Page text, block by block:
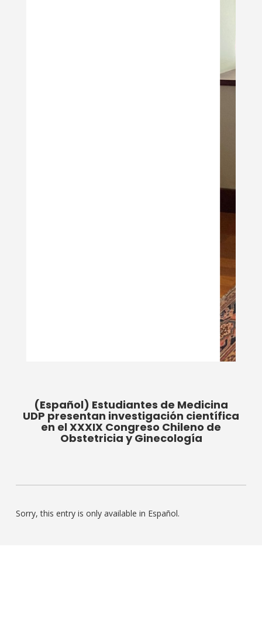
(Español) Estudiantes de Medicina
UDP presentan investigación científica
en el XXXIX Congreso Chileno de
Obstetricia y Ginecología
Sorry, this entry is only available in Español.